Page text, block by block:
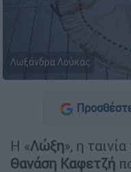
Λωξάνδρα Λούκας
H «Λώξη», η
Θανάση Καφετζή